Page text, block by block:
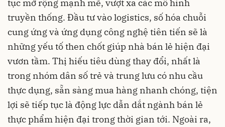
tục mở rộng mạnh mẽ, vượt xa các mô hình
truyền thống. Đầu tư vào logistics, số hóa chuỗi
cung ứng và ứng dụng công nghệ tiên tiến sẽ là
những yếu tố then chốt giúp nhà bán lẻ hiện đại
vươn tầm. Thị hiếu tiêu dùng thay đổi, nhất là
trong nhóm dân số trẻ và trung lưu có nhu cầu
thực dụng, sẵn sàng mua hàng nhanh chóng, tiện
lợi sẽ tiếp tục là động lực dẫn dắt ngành bán lẻ
thực phẩm hiện đại trong thời gian tới. Ngoài ra,